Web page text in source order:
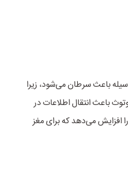
باعث سرطان می‌شود، زیرا
باعث انتقال اطلاعات در
افزایش می‌دهد که برای مغز